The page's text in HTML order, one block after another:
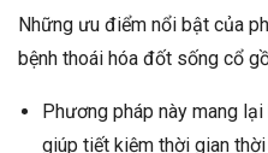
Những ưu điểm nổi bật của
bệnh thoái hóa đốt sống cổ
Phương pháp này mang
giúp tiết kiệm thời gian